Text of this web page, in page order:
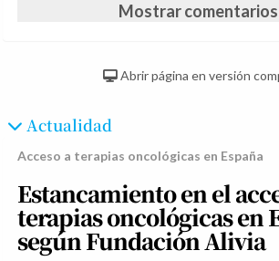
Mostrar comentarios
Abrir página en versión
Actualidad
Acceso a terapias oncológicas en España
Estancamiento en el
terapias oncológicas en
según Fundación Alivia